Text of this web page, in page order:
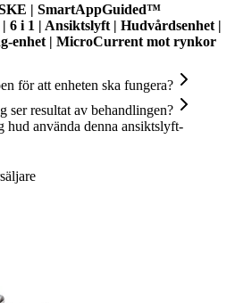
| SmartAppGuided™
i 1 | Ansiktslyft | Hudvårdsenhet |
enhet | MicroCurrent mot rynkor
för att enheten ska fungera?
ser resultat av behandlingen?
hud använda denna ansiktslyft-